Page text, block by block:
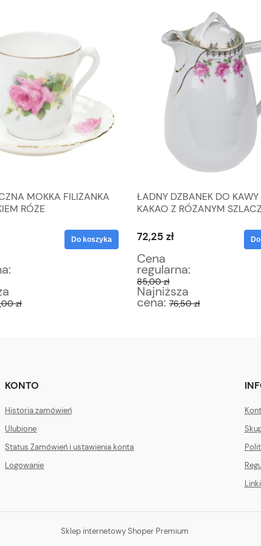
MOKKA FILIŻANKA
RÓŻE
zł
Do koszyka
ŁADNY DZBANEK DO KAWY
KAKAO Z RÓŻANYM
72,25 zł
Cena
regularna:
85,00 zł
Najniższa
cena: 76,50 zł
KONTO
Historia zamówień
Ulubione
Status Zamówień i ustawienia konta
Logowanie
Linki
Sklep internetowy Shoper Premium